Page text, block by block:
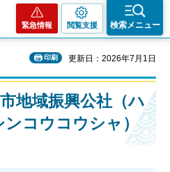
緊急情報 閲覧支援 検索メニュー
印刷 更新日：2026年7月1日
地域振興公社（ハ
コウコウシャ）